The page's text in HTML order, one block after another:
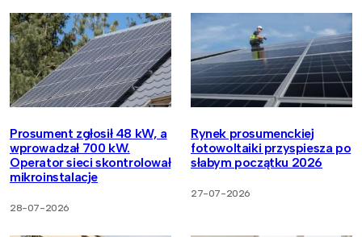
Prosument zgłosił 48 kW, a
wprowadzał 700 kW.
Operator sieci skontrolował
mikroinstalacje
28-07-2026
Rynek prosumenckiej
fotowoltaiki przyspiesza po
słabym początku 2026
27-07-2026